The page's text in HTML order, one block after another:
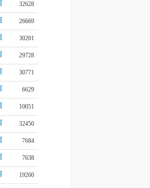
32628
26669
30201
29728
30771
6629
10051
32450
7684
7638
19260